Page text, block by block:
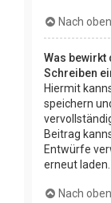
Nach oben
Was bewirkt
Schreiben
Hiermit
speichern
Beitrag
Entwürfe
erneut laden.
Nach oben